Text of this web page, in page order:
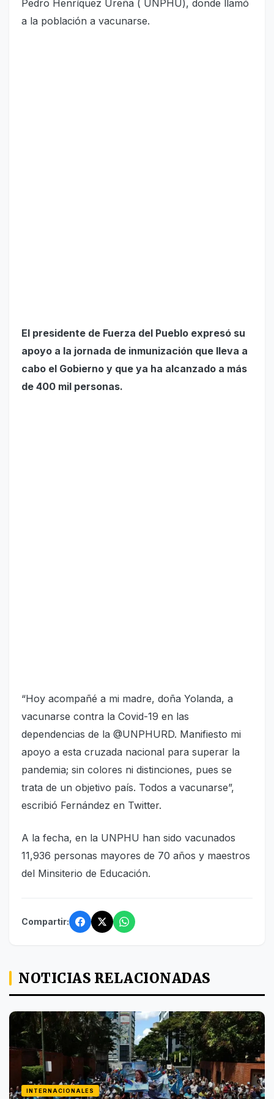
Pedro Henríquez Ureña ( UNPHU), donde llamó
a la población a vacunarse.
El presidente de Fuerza del Pueblo expresó su
apoyo a la jornada de inmunización que lleva a
cabo el Gobierno y que ya ha alcanzado a más
de 400 mil personas.
“Hoy acompañé a mi madre, doña Yolanda, a
vacunarse contra la Covid-19 en las
dependencias de la @UNPHURD. Manifiesto mi
apoyo a esta cruzada nacional para superar la
pandemia; sin colores ni distinciones, pues se
trata de un objetivo país. Todos a vacunarse”,
escribió Fernández en Twitter.
A la fecha, en la UNPHU han sido vacunados
11,936 personas mayores de 70 años y maestros
del Minsiterio de Educación.
Compartir:
NOTICIAS RELACIONADAS
INTERNACIONALES